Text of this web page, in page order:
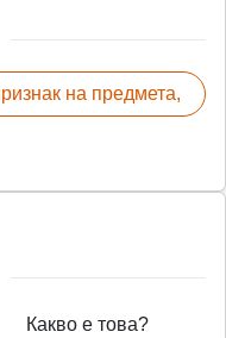
на предмета,
Какво е това?